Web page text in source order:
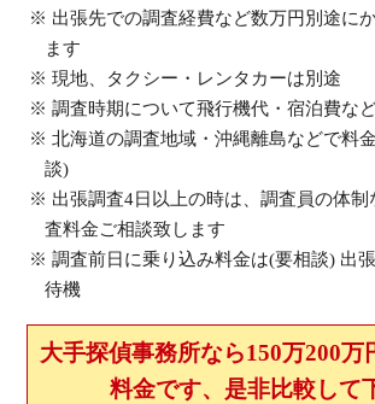
出張先での調査経費など数万円別途に
ます
現地、タクシー・レンタカーは別途
調査時期について飛行機代・宿泊費な
北海道の調査地域・沖縄離島などで料
談)
出張調査4日以上の時は、調査員の体制
査料金ご相談致します
調査前日に乗り込み料金は(要相談) 出
待機
大手探偵事務所なら150万200万
料金です、是非比較して